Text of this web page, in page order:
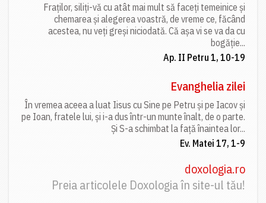
Fraților, siliți-vă cu atât mai mult să faceți temeinice și
chemarea și alegerea voastră, de vreme ce, făcând
acestea, nu veți greși niciodată. Că așa vi se va da cu
bogăție...
Ap. II Petru 1, 10-19
Evanghelia zilei
În vremea aceea a luat Iisus cu Sine pe Petru și pe Iacov și
pe Ioan, fratele lui, și i-a dus într-un munte înalt, de o parte.
Și S-a schimbat la față înaintea lor...
Ev. Matei 17, 1-9
doxologia.ro
Preia articolele Doxologia în site-ul tău!